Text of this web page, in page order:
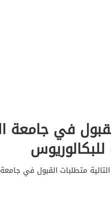
في جامعة
للبكالوريوس
متطلبات القبول في جامعة